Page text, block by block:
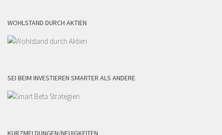
WOHLSTAND DURCH AKTIEN
SEI BEIM INVESTIEREN SMARTER ALS ANDERE
KURZMELDUNGEN/NEUIGKEITEN